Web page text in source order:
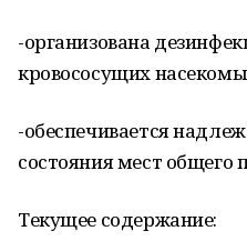
-организована
кровососущих
-обеспечивается
состояния мест общего
Текущее содержание: